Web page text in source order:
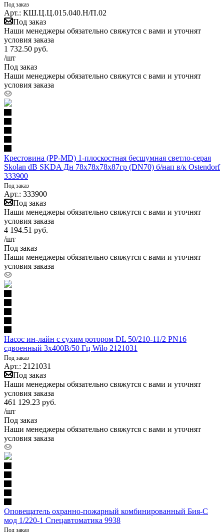
Под заказ
Арт.: КШ.Ц.Ц.015.040.Н/П.02
Под заказ
Наши менеджеры обязательно свяжутся с вами и уточнят
условия заказа
1 732.50 руб.
/шт
Под заказ
Наши менеджеры обязательно свяжутся с вами и уточнят
условия заказа
Крестовина (PP-MD) 1-плоскостная бесшумная светло-серая
Skolan dB SKDA Дн 78х78х78х87гр (DN70) б/нап в/к Ostendorf
333900
Под заказ
Арт.: 333900
Под заказ
Наши менеджеры обязательно свяжутся с вами и уточнят
условия заказа
4 194.51 руб.
/шт
Под заказ
Наши менеджеры обязательно свяжутся с вами и уточнят
условия заказа
Насос ин-лайн с сухим ротором DL 50/210-11/2 PN16
сдвоенный 3х400В/50 Гц Wilo 2121031
Под заказ
Арт.: 2121031
Под заказ
Наши менеджеры обязательно свяжутся с вами и уточнят
условия заказа
461 129.23 руб.
/шт
Под заказ
Наши менеджеры обязательно свяжутся с вами и уточнят
условия заказа
Оповещатель охранно-пожарный комбинированный Бия-С
мод 1/220-1 Спецавтоматика 9938
Под заказ